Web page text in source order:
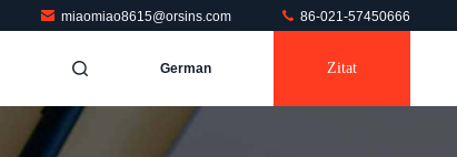
miaomiao8615@orsins.com 86-021-57450666
German Zitat